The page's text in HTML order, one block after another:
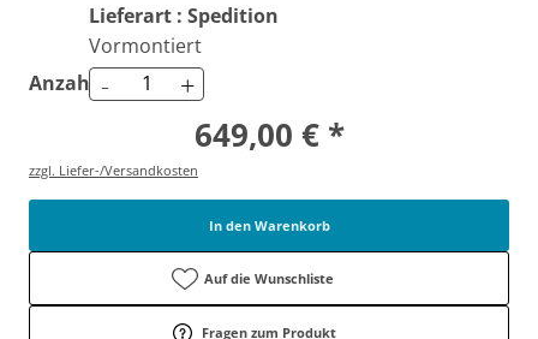
Lieferart : Spedition
Vormontiert
Anzahl - +
649,00 € *
zzgl. Liefer-/Versandkosten
In den Warenkorb
Auf die Wunschliste
Fragen zum Produkt